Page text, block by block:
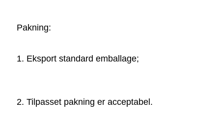
Pakning:
1. Eksport standard emballage;
2. Tilpasset pakning er acceptabel.